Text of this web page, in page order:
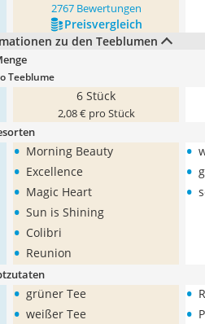
2767 Bewertungen
Preis­vergleich
zu den Teeblumen
Teeblume
6 Stück
2,08 € pro Stück
• Morning Beauty
• Excellence
• Magic Heart
• Sun is Shining
• Colibri
• Reunion
•
•
•
• grüner Tee
• weißer Tee
•
•